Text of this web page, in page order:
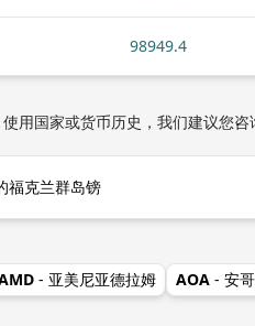
98949.4
用国家或货币历史，我们建议您
福克兰群岛镑
- 亚美尼亚德拉姆 AOA - 安